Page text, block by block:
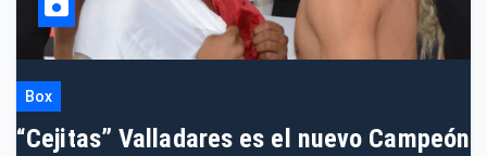
Box
“Cejitas” Valladares es el nuevo Campeón